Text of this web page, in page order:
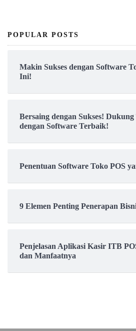
POPULAR POSTS
Makin Sukses dengan Software
Ini!
Bersaing dengan Sukses!
dengan Software Terbaik!
Penentuan Software Toko POS
9 Elemen Penting Penerapan
Penjelasan Aplikasi Kasir ITB
dan Manfaatnya